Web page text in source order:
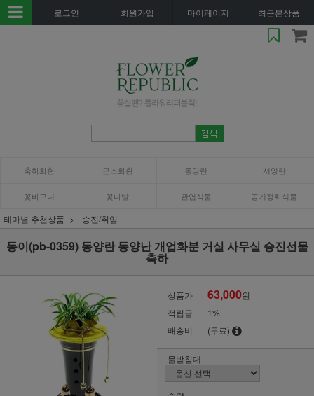
로그인 회원가입 마이페이지 최근본상품
축하화환 근조화환 동양란 서양란
꽃바구니 꽃다발 관엽식물 공기정화식물
테마별 추천상품 -승진/취임
동이(pb-0359) 동양란 동양난 개업화분 거실 사무실 승진선물
축하
상품가 63,000원
적립금
1%
배송비
(무료)
물받침대